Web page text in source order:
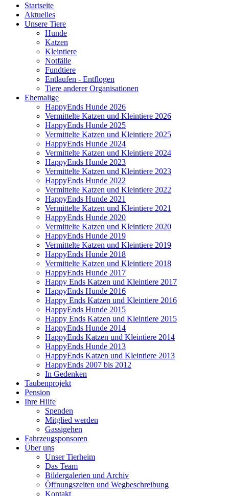
Startseite
Aktuelles
Unsere Tiere
Hunde
Katzen
Kleintiere
Notfälle
Fundtiere
Entlaufen - Entflogen
Tiere anderer Organisationen
Ehemalige
HappyEnds Hunde 2026
Vermittelte Katzen und Kleintiere 2026
HappyEnds Hunde 2025
Vermittelte Katzen und Kleintiere 2025
HappyEnds Hunde 2024
Vermittelte Katzen und Kleintiere 2024
HappyEnds Hunde 2023
Vermittelte Katzen und Kleintiere 2023
HappyEnds Hunde 2022
Vermittelte Katzen und Kleintiere 2022
HappyEnds Hunde 2021
Vermittelte Katzen und Kleintiere 2021
HappyEnds Hunde 2020
Vermittelte Katzen und Kleintiere 2020
HappyEnds Hunde 2019
Vermittelte Katzen und Kleintiere 2019
HappyEnds Hunde 2018
Vermittelte Katzen und Kleintiere 2018
HappyEnds Hunde 2017
Happy Ends Katzen und Kleintiere 2017
HappyEnds Hunde 2016
Happy Ends Katzen und Kleintiere 2016
HappyEnds Hunde 2015
Happy Ends Katzen und Kleintiere 2015
HappyEnds Hunde 2014
HappyEnds Katzen und Kleintiere 2014
HappyEnds Hunde 2013
HappyEnds Katzen und Kleintiere 2013
HappyEnds 2007 bis 2012
In Gedenken
Taubenprojekt
Pension
Ihre Hilfe
Spenden
Mitglied werden
Gassigehen
Fahrzeugsponsoren
Über uns
Unser Tierheim
Das Team
Bildergalerien und Archiv
Öffnungszeiten und Wegbeschreibung
Kontakt